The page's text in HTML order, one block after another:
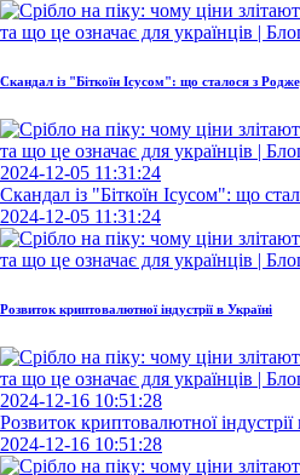
Скандал із "Біткоїн Ісусом": що сталося з
2024-12-05 11:31:24
Скандал із "Біткоїн Ісусом": що
2024-12-05 11:31:24
Розвиток криптовалютної індустрії в Україні
2024-12-16 10:51:28
Розвиток криптовалютної індустрії
2024-12-16 10:51:28